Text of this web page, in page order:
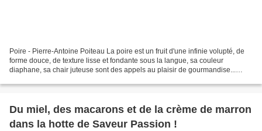
Poire - Pierre-Antoine Poiteau La poire est un fruit d'une infinie volupté, de
forme douce, de texture lisse et fondante sous la langue, sa couleur
diaphane, sa chair juteuse sont des appels au plaisir de gourmandise...
Du miel, des macarons et de la crème de marron
dans la hotte de Saveur Passion !